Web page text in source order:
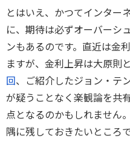
とはいえ、かつてインター
に、期待は必ずオーバーシ
ンもあるのです。直近は金
ますが、金利上昇は大原則
回、ご紹介したジョン・テ
が疑うことなく楽観論を共
点となるのかもしれません
隅に残しておきたいところで